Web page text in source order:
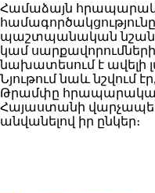
Համաձայն
պաշտպանական
կամ
նախատեսում է ավելի
Նյութում նաև նշվում
Թրամփը
Հայաստանի
անվանելով իր ընկեր։